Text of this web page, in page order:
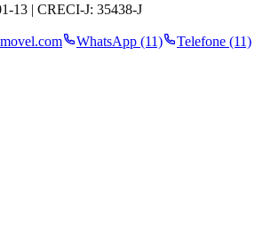
13 | CRECI-J: 35438-J
WhatsApp (11)
Telefone (11)